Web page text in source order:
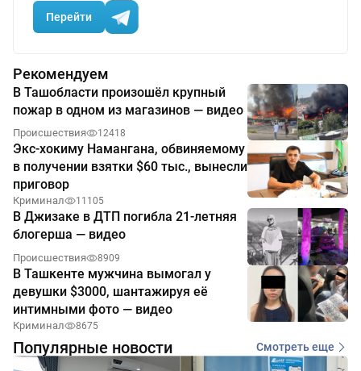
Перейти
Рекомендуем
В Ташобласти произошёл крупный
пожар в одном из магазинов — видео
Происшествия 12418
Экс-хокиму Намангана, обвиняемому
в получении взятки $60 тыс., вынесли
приговор
Криминал 11105
В Джизаке в ДТП погибла 21-летняя
блогерша — видео
Происшествия 8909
В Ташкенте мужчина вымогал у
девушки $3000, шантажируя её
интимными фото — видео
Криминал 8675
Популярные новости Смотреть еще